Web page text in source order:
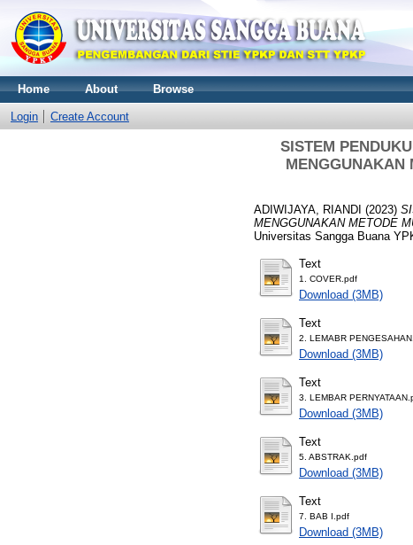
Home About Browse
Login Create Account
SISTEM
MENGGUNAKAN
ADIWIJAYA, RIANDI (2023)
MENGGUNAKAN METODE
Universitas Sangga Buana
Text
1. COVER.pdf
Download (3MB)
Text
2. LEMABR
Download (3MB)
Text
3. LEMBAR
Download (3MB)
Text
5. ABSTRAK.pdf
Download (3MB)
Text
7. BAB I.pdf
Download (3MB)